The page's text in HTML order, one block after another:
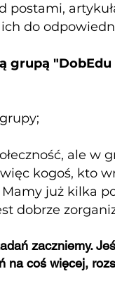
postami,
do
"DobEdu
ale w
kogoś, kto
już kilka
dobrze
zaczniemy.
na coś więcej,